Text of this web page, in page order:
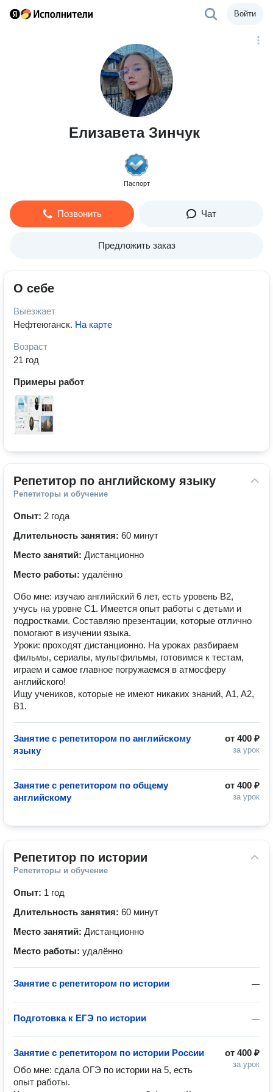
Войти
Елизавета Зинчук
Паспорт
Позвонить Чат
Предложить заказ
О себе
Выезжает
Нефтеюганск. На карте
Возраст
21 год
Примеры работ
Репетитор по английскому языку
Репетиторы и обучение
Опыт: 2 года
Длительность занятия: 60 минут
Место занятий: Дистанционно
Место работы: удалённо
Обо мне: изучаю английский 6 лет, есть уровень B2,
учусь на уровне C1. Имеется опыт работы с детьми и
подростками. Составляю презентации, которые отлично
помогают в изучении языка.
Уроки: проходят дистанционно. На уроках разбираем
фильмы, сериалы, мультфильмы, готовимся к тестам,
играем и самое главное погружаемся в атмосферу
английского!
Ищу учеников, которые не имеют никаких знаний, A1, A2,
B1.
от 400 ₽
за урок
Занятие с репетитором по английскому
языку
от 400 ₽
за урок
Занятие с репетитором по общему
английскому
Репетитор по истории
Репетиторы и обучение
Опыт: 1 год
Длительность занятия: 60 минут
Место занятий: Дистанционно
Место работы: удалённо
—
Занятие с репетитором по истории
—
Подготовка к ЕГЭ по истории
от 400 ₽
за урок
Занятие с репетитором по истории России
Обо мне: сдала ОГЭ по истории на 5, есть
опыт работы.